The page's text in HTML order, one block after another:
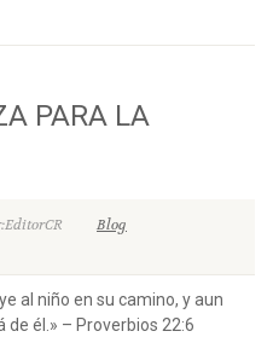
PARA LA
Blog
al niño en su camino, y aun
él.» – Proverbios 22:6